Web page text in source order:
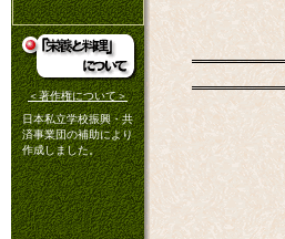
＜著作権について＞
日本私立学校振興・共
済事業団の補助により
作成しました。